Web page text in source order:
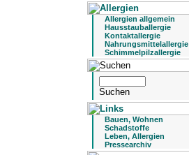
Allergien allgemein
Hausstauballergie
Kontaktallergie
Nahrungsmittelallergie
Schimmelpilzallergie
Bauen, Wohnen
Schadstoffe
Leben, Allergien
Pressearchiv